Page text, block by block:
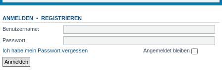
ANMELDEN • REGISTRIEREN
Benutzername:
Passwort:
Ich habe mein Passwort vergessen
Angemeldet bleiben